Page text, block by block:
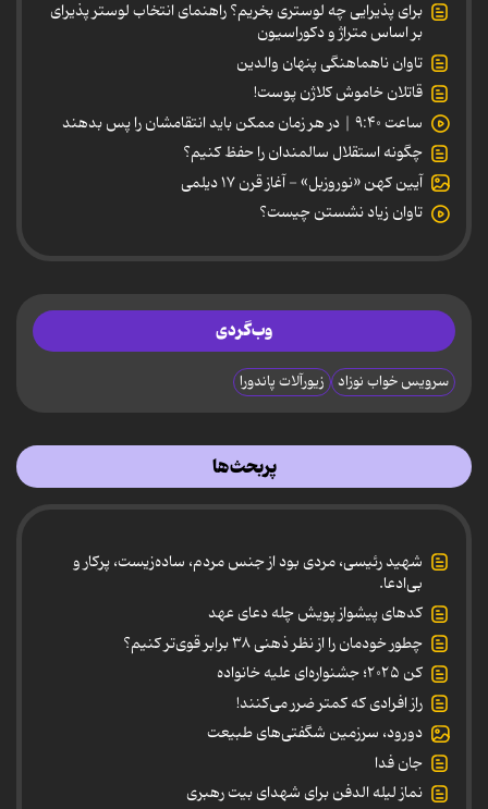
برای پذیرایی چه لوستری بخریم؟ راهنمای انتخاب لوستر پذیرای
بر اساس متراژ و دکوراسیون
تاوان ناهماهنگی پنهان والدین
قاتلان خاموش کلاژن پوست!
ساعت ۹:۴۰ | در هر زمان ممکن باید انتقامشان را پس بدهند
چگونه استقلال سالمندان را حفظ کنیم؟
آیین کهن «نوروزبل» - آغاز قرن ۱۷ دیلمی
تاوان زیاد نشستن چیست؟
وب‌گردی
سرویس خواب نوزاد زیورآلات پاندورا
پربحث‌ها
شهید رئیسی، مردی بود از جنس مردم، ساده‌زیست، پرکار و
بی‌ادعا.
کدهای پیشواز پویش چله دعای عهد
چطور خودمان را از نظر ذهنی ۳۸ برابر قوی‌تر کنیم؟
کن ۲۰۲۵؛ جشنواره‌ای علیه خانواده
راز افرادی که کمتر ضرر می‌کنند!
دورود، سرزمین شگفتی‌های طبیعت
جان فدا
نماز لیله الدفن برای شهدای بیت رهبری